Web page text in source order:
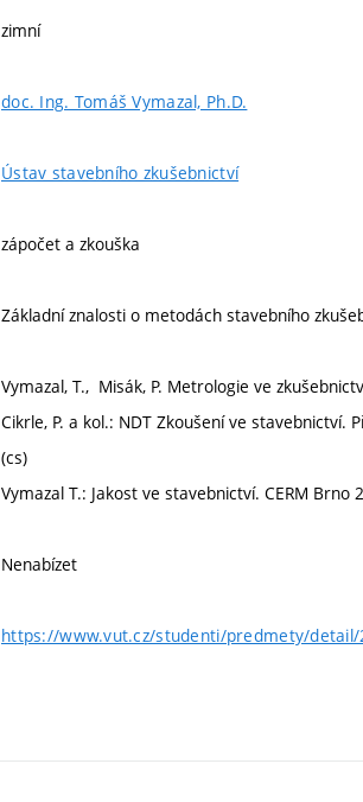
zimní
doc. Ing. Tomáš Vymazal, Ph.D.
Ústav stavebního zkušebnictví
zápočet a zkouška
Základní znalosti o metodách stavebního
Vymazal, T., Misák, P. Metrologie ve
Cikrle, P. a kol.: NDT Zkoušení ve stavebnictví.
(cs)
Vymazal T.: Jakost ve stavebnictví. CERM Brno
Nenabízet
https://www.vut.cz/studenti/predmety/detail/